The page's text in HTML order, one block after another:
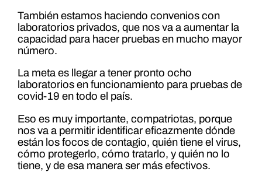
También estamos haciendo convenios con
laboratorios privados, que nos va a aumentar la
capacidad para hacer pruebas en mucho mayor
número.
La meta es llegar a tener pronto ocho
laboratorios en funcionamiento para pruebas de
covid-19 en todo el país.
Eso es muy importante, compatriotas, porque
nos va a permitir identificar eficazmente dónde
están los focos de contagio, quién tiene el virus,
cómo protegerlo, cómo tratarlo, y quién no lo
tiene, y de esa manera ser más efectivos.